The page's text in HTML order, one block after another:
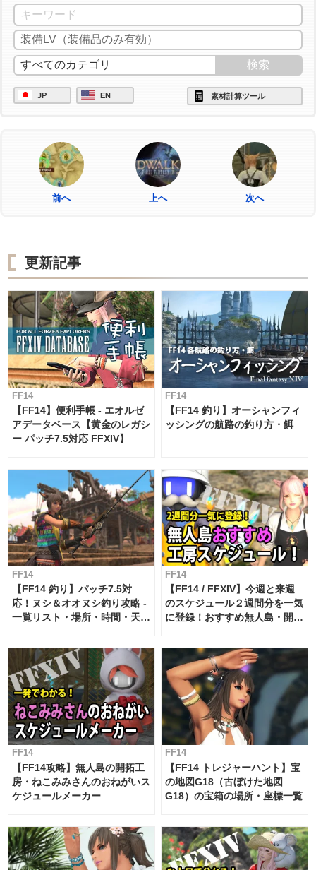
JP EN 素材計算ツール
前へ 上へ 次へ
更新記事
FF14
【FF14】便利手帳 - エオルゼ
アデータベース【黄金のレガシ
ー パッチ7.5対応 FFXIV】
FF14
【FF14 釣り】オーシャンフィ
ッシングの航路の釣り方・餌
FF14
【FF14 釣り】パッチ7.5対
応！ヌシ＆オオヌシ釣り攻略 -
一覧リスト・場所・時間・天
FF14
【FF14 / FFXIV】今週と来週
のスケジュール２週間分を一気
に登録！おすすめ無人島・開拓
FF14
【FF14攻略】無人島の開拓工
房・ねこみみさんのおねがいス
ケジュールメーカー
FF14
【FF14 トレジャーハント】宝
の地図G18（古ぼけた地図
G18）の宝箱の場所・座標一覧